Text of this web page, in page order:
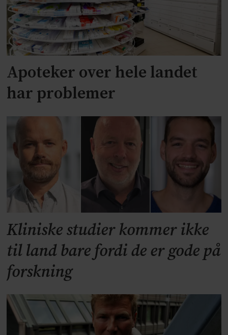
Apoteker over hele landet
har problemer
Kliniske studier kommer ikke
til land bare fordi de er gode på
forskning